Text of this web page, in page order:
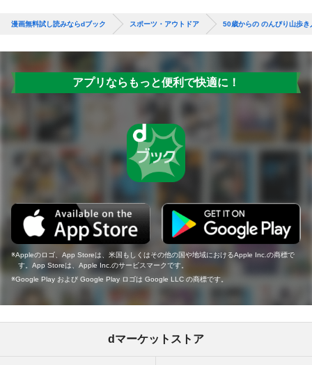
漫画無料試し読みならdブック スポーツ・アウトドア 50歳からの のんびり山歩き
アプリならもっと便利で快適に！
Appleのロゴ、App Storeは、米国もしくはその他の国や地域におけるApple Inc.の商標で
す。App Storeは、Apple Inc.のサービスマークです。
Google Play および Google Play ロゴは Google LLC の商標です。
dマーケットストア